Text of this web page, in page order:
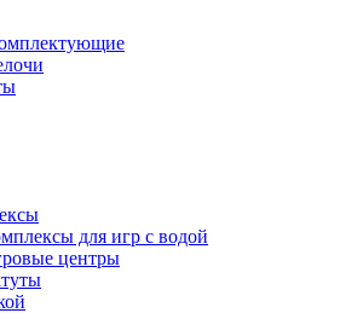
для игр с водой
центры